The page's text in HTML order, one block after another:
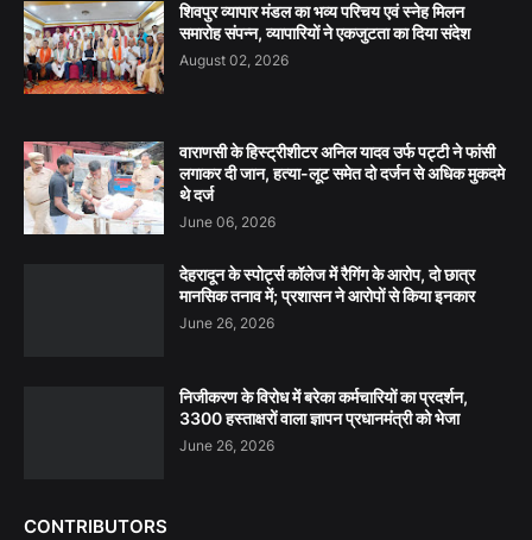
शिवपुर व्यापार मंडल का भव्य परिचय एवं स्नेह मिलन
समारोह संपन्न, व्यापारियों ने एकजुटता का दिया संदेश
August 02, 2026
वाराणसी के हिस्ट्रीशीटर अनिल यादव उर्फ पट्टी ने फांसी
लगाकर दी जान, हत्या-लूट समेत दो दर्जन से अधिक मुकदमे
थे दर्ज
June 06, 2026
देहरादून के स्पोर्ट्स कॉलेज में रैगिंग के आरोप, दो छात्र
मानसिक तनाव में; प्रशासन ने आरोपों से किया इनकार
June 26, 2026
निजीकरण के विरोध में बरेका कर्मचारियों का प्रदर्शन,
3300 हस्ताक्षरों वाला ज्ञापन प्रधानमंत्री को भेजा
June 26, 2026
CONTRIBUTORS